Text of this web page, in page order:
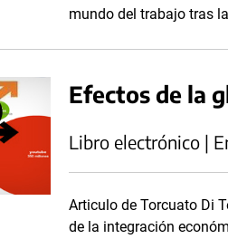
mundo del trabajo tras
Efectos de la
Libro electrónico |
Articulo de Torcuato Di
de la integración